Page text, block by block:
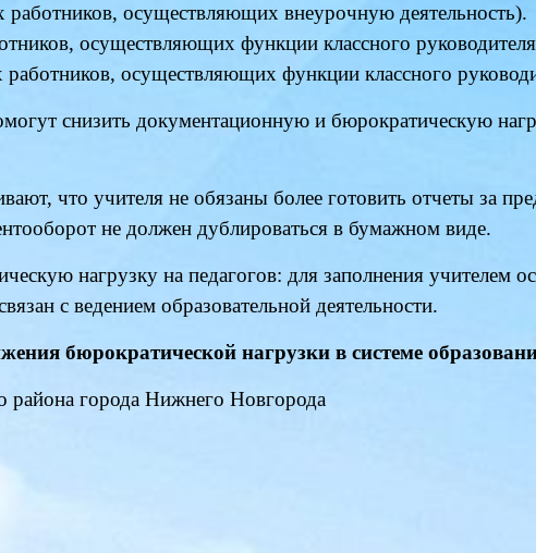
работников, осуществляющих внеурочную деятельность).
осуществляющих функции классного
осуществляющих функции классного
снизить документационную и бюрократическую
что учителя не обязаны более готовить отчеты за
не должен дублироваться в бумажном виде.
нагрузку на педагогов: для заполнения учителем
с ведением образовательной деятельности.
бюрократической нагрузки в системе
района города Нижнего Новгорода